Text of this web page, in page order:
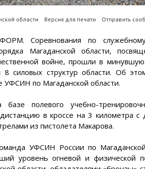
области Версия для печати Отправить
Соревнования по
Магаданской области,
войне, прошли в
8 силовых структур области. Об
по Магаданской области.
полевого учебно-
в кроссе на 3 километра
из пистолета Макарова.
УФСИН России по
уровень огневой и физической